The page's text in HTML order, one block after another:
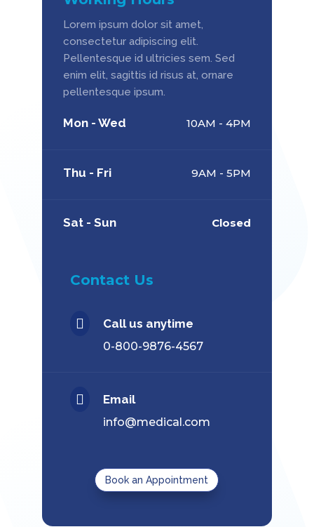
Lorem ipsum dolor sit amet,
consectetur adipiscing elit.
Pellentesque id ultricies sem. Sed
enim elit, sagittis id risus at, ornare
pellentesque ipsum.
Mon - Wed 10AM - 4PM
Thu - Fri 9AM - 5PM
Sat - Sun Closed
Contact Us
 Call us anytime
0-800-9876-4567
 Email
info@medical.com
Book an Appointment